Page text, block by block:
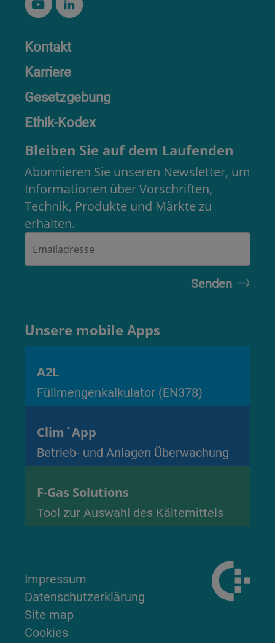
Kontakt
Karriere
Gesetzgebung
Ethik-Kodex
Bleiben Sie auf dem Laufenden
Abonnieren Sie unseren Newsletter, um
Informationen über Vorschriften,
Technik, Produkte und Märkte zu
erhalten.
Unsere mobile Apps
A2L
Füllmengenkalkulator (EN378)
Clim´App
Betrieb- und Anlagen Überwachung
F-Gas Solutions
Tool zur Auswahl des Kältemittels
Impressum
Datenschutzerklärung
Site map
Cookies